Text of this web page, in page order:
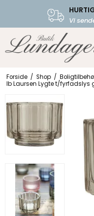
Vi
Forside / Shop /
Ib Laursen Lygte t/fyrfadslys